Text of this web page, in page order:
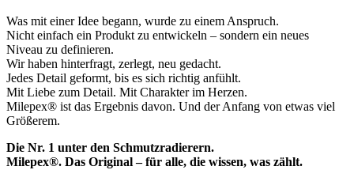
Was mit einer Idee begann, wurde zu einem Anspruch.
Nicht einfach ein Produkt zu entwickeln – sondern ein neues
Niveau zu definieren.
Wir haben hinterfragt, zerlegt, neu gedacht.
Jedes Detail geformt, bis es sich richtig anfühlt.
Mit Liebe zum Detail. Mit Charakter im Herzen.
Milepex® ist das Ergebnis davon. Und der Anfang von etwas viel
Größerem.
Die Nr. 1 unter den Schmutzradierern.
Milepex®. Das Original – für alle, die wissen, was zählt.